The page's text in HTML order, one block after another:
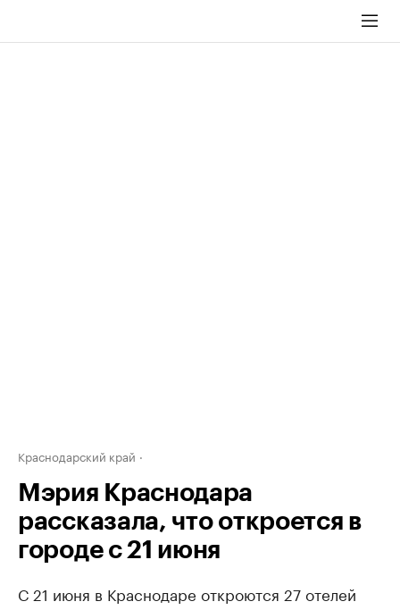
Краснодарский край
Мэрия Краснодара
рассказала, что откроется в
городе с 21 июня
С 21 июня в Краснодаре откроются 27 отелей